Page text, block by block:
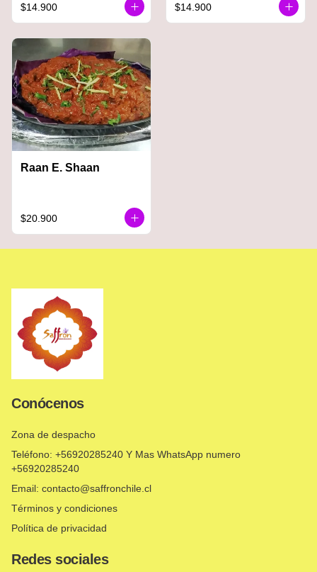
$14.900 $14.900
Raan E. Shaan
$20.900
Conócenos
Zona de despacho
Teléfono: +56920285240 Y Mas WhatsApp numero
+56920285240
Email: contacto@saffronchile.cl
Términos y condiciones
Política de privacidad
Redes sociales